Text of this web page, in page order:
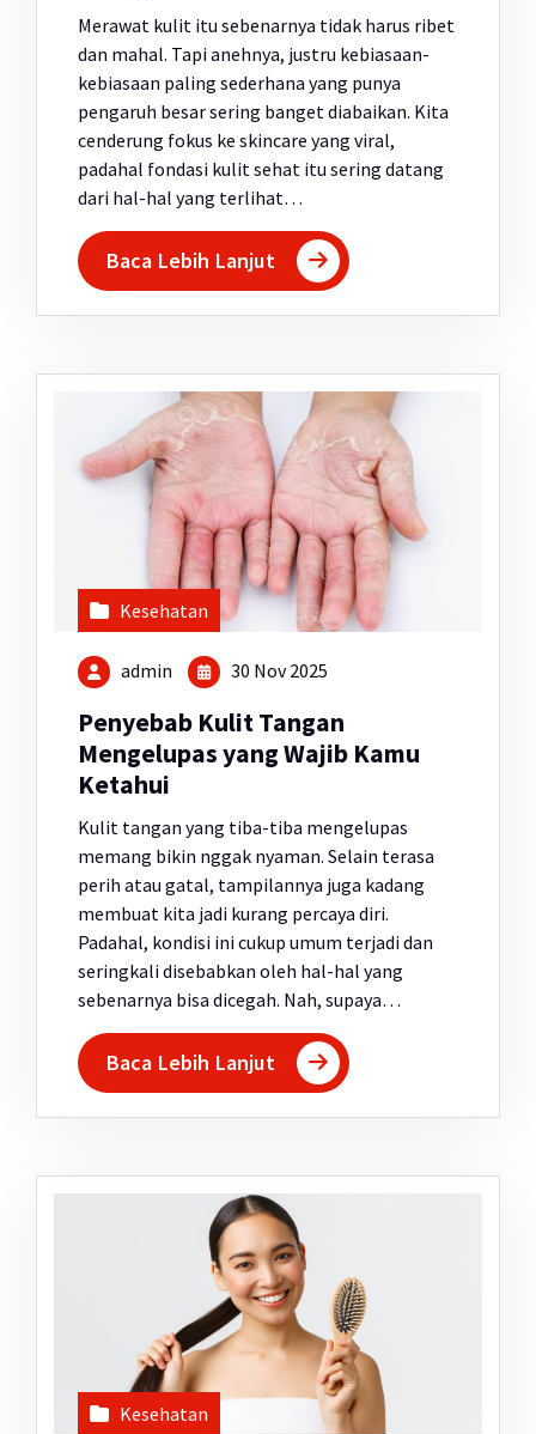
Merawat kulit itu sebenarnya tidak harus ribet
dan mahal. Tapi anehnya, justru kebiasaan-
kebiasaan paling sederhana yang punya
pengaruh besar sering banget diabaikan. Kita
cenderung fokus ke skincare yang viral,
padahal fondasi kulit sehat itu sering datang
dari hal-hal yang terlihat…
Baca Lebih Lanjut
Kesehatan
admin 30 Nov 2025
Penyebab Kulit Tangan
Mengelupas yang Wajib Kamu
Ketahui
Kulit tangan yang tiba-tiba mengelupas
memang bikin nggak nyaman. Selain terasa
perih atau gatal, tampilannya juga kadang
membuat kita jadi kurang percaya diri.
Padahal, kondisi ini cukup umum terjadi dan
seringkali disebabkan oleh hal-hal yang
sebenarnya bisa dicegah. Nah, supaya…
Baca Lebih Lanjut
Kesehatan